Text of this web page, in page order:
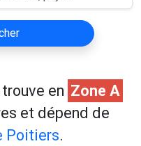
en Zone A
et dépend de
Poitiers.